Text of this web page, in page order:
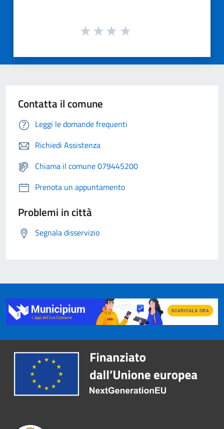
Contatta il comune
Leggi le domande frequenti
Richiedi Assistenza
Chiama il comune 079445200
Prenota un appuntamento
Problemi in città
Segnala disservizio